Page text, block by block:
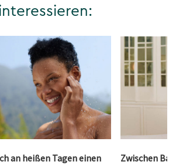
an heißen Tagen einen
Zwischen